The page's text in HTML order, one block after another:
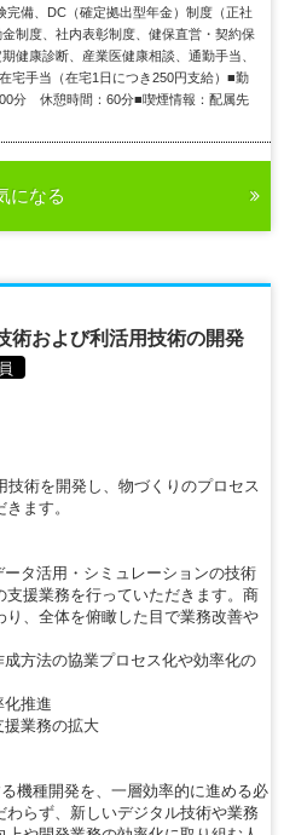
完備、DC（確定拠出型年金）制度（正社
制度、社内表彰制度、健保直営・契約保
健康診断、産業医健康相談、通勤手当、
宅手当（在宅1日につき250円支給）■勤
分 休憩時間：60分■喫煙情報：配属先
になる
術および利活用技術の開発
術を開発し、物づくりのプロセス
ます。
タ活用・シミュレーションの技術
援業務を行っていただきます。商
、全体を俯瞰した目で業務改善や
方法の協業プロセス化や効率化の
化推進
援業務の拡大
機種開発を、一層効率的に進める必
らず、新しいデジタル技術や業務